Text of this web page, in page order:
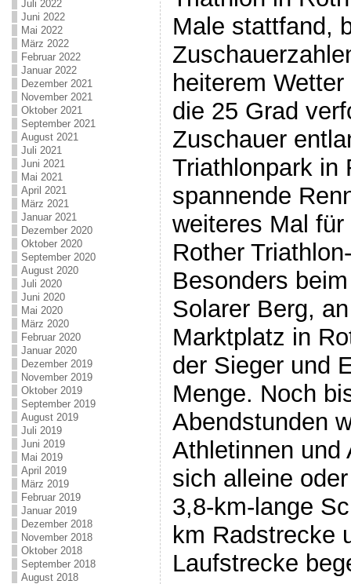
Juli 2022
Juni 2022
Mai 2022
März 2022
Februar 2022
Januar 2022
Dezember 2021
November 2021
Oktober 2021
September 2021
August 2021
Juli 2021
Juni 2021
Mai 2021
April 2021
März 2021
Januar 2021
Dezember 2020
Oktober 2020
September 2020
August 2020
Juli 2020
Juni 2020
Mai 2020
März 2020
Februar 2020
Januar 2020
Dezember 2019
November 2019
Oktober 2019
September 2019
August 2019
Juli 2019
Juni 2019
Mai 2019
April 2019
März 2019
Februar 2019
Januar 2019
Dezember 2018
November 2018
Oktober 2018
September 2018
August 2018
Male stattfand,
heiterem
die 25 Grad
Zuschauer
Triathlonpark in
spannende
weiteres Mal
Rother
Besonders
Solarer Berg,
Marktplatz in
der Sieger und
Menge. Noch
Abendstunden
Athletinnen und
sich alleine
3,8-km-lange
km Radstrecke
Laufstrecke